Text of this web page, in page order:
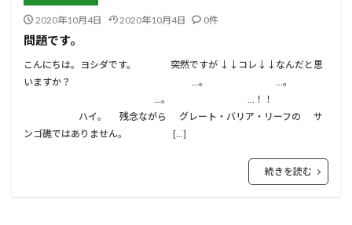
2020年10月4日 2020年10月4日 0件
問題です。
こんにちは。ヨシダです。 突然ですが ↓↓コレ↓↓なんだと思
いますか？ …。 …。
…。 …！！
ハイ。 残念ながら グレート・バリア・リーフの サ
ンゴ礁ではありません。 […]
続きを読む